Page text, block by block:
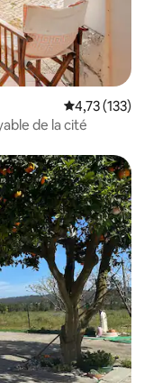
Évaluation
4,73 (133)
de la cité